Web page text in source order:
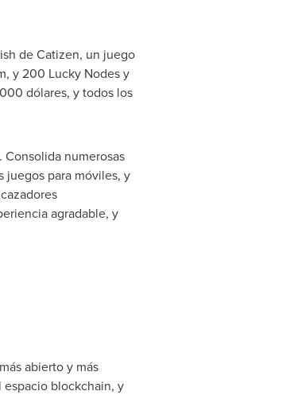
de Catizen, un juego
y 200 Lucky Nodes y
dólares, y todos los
numerosas
juegos para móviles, y
agradable, y
abierto y más
espacio blockchain, y